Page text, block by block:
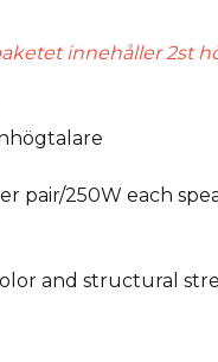
innehåller 2st
pair/250W each
and structural